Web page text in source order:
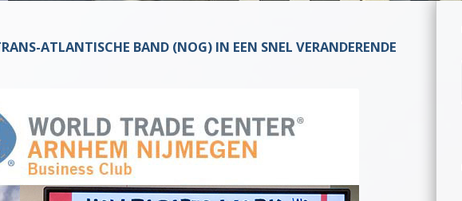
ATLANTISCHE BAND (NOG) IN EEN SNEL VERANDERENDE